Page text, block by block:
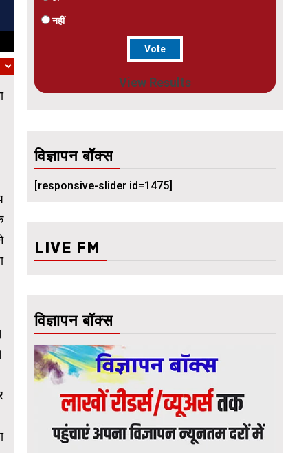
नहीं
View Results
विज्ञापन बॉक्स
[responsive-slider id=1475]
LIVE FM
विज्ञापन बॉक्स